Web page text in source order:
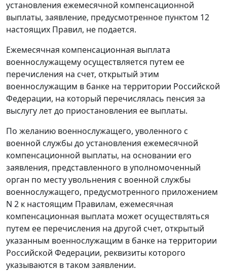
установления ежемесячной компенсационной
выплаты, заявление, предусмотренное пунктом 12
настоящих Правил, не подается.
Ежемесячная компенсационная выплата
военнослужащему осуществляется путем ее
перечисления на счет, открытый этим
военнослужащим в банке на территории Российской
Федерации, на который перечислялась пенсия за
выслугу лет до приостановления ее выплаты.
По желанию военнослужащего, уволенного с
военной службы до установления ежемесячной
компенсационной выплаты, на основании его
заявления, представленного в уполномоченный
орган по месту увольнения с военной службы
военнослужащего, предусмотренного приложением
N 2 к настоящим Правилам, ежемесячная
компенсационная выплата может осуществляться
путем ее перечисления на другой счет, открытый
указанным военнослужащим в банке на территории
Российской Федерации, реквизиты которого
указываются в таком заявлении.